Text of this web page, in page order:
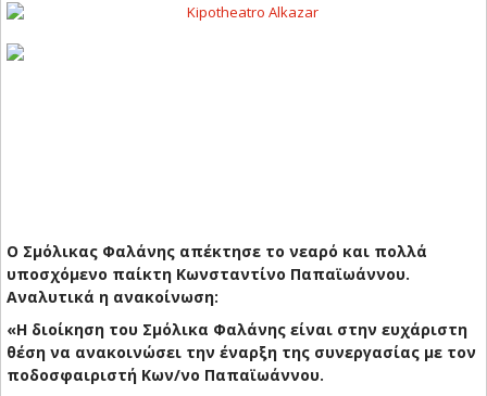
Ο Σμόλικας Φαλάνης απέκτησε το νεαρό και πολλά
υποσχόμενο παίκτη Κωνσταντίνο Παπαϊωάννου.
Αναλυτικά η ανακοίνωση:
«Η διοίκηση του Σμόλικα Φαλάνης είναι στην ευχάριστη
θέση να ανακοινώσει την έναρξη της συνεργασίας με τον
ποδοσφαιριστή Κων/νο Παπαϊωάννου.